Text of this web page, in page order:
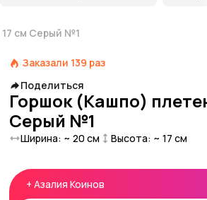
17 см Серый №1
Заказали 139 раз
Поделиться
Горшок (Кашпо)
Серый №1
Ширина: ~ 20 см Высота: ~ 17 см
+ Азалия Коинов